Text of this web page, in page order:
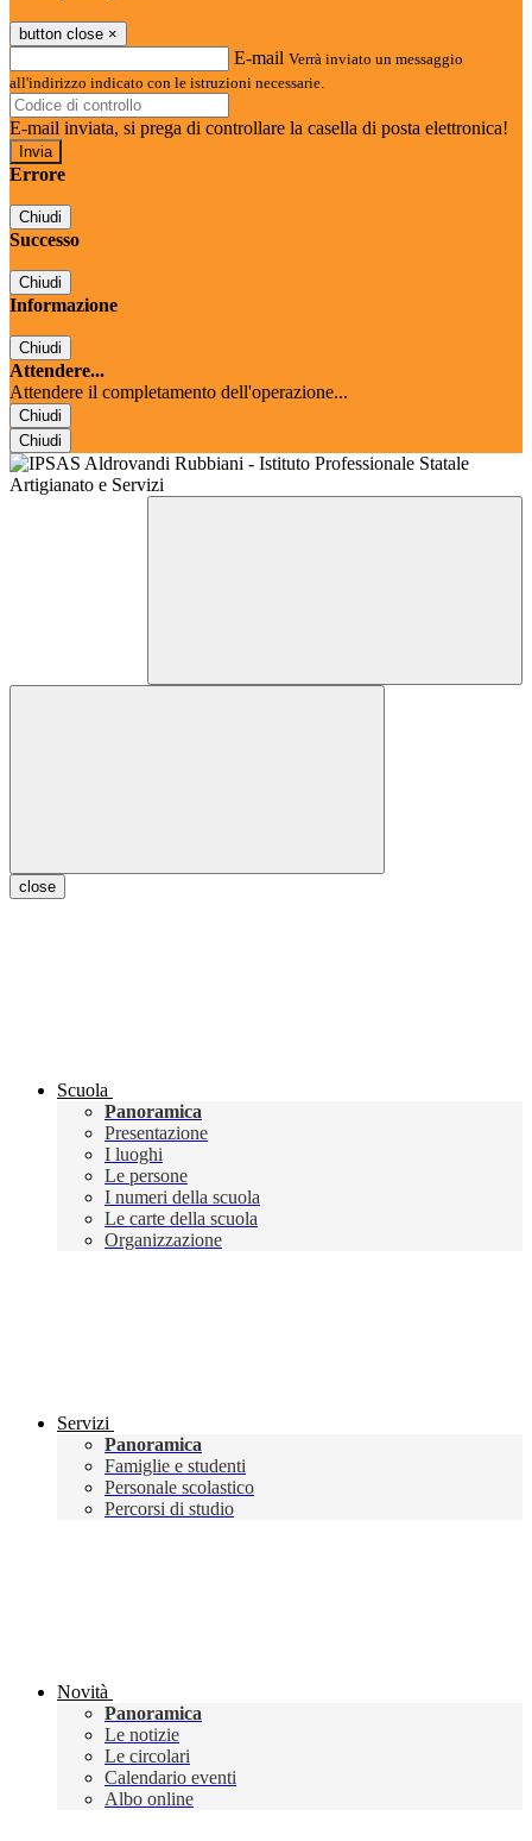
button close ×
E-mail Verrà inviato un messaggio
all'indirizzo indicato con le istruzioni necessarie.
E-mail inviata, si prega di controllare la casella di posta elettronica!
Errore
Chiudi
Successo
Chiudi
Informazione
Chiudi
Attendere...
Attendere il completamento dell'operazione...
Chiudi
Chiudi
close
Scuola
Panoramica
Presentazione
I luoghi
Le persone
I numeri della scuola
Le carte della scuola
Organizzazione
Servizi
Panoramica
Famiglie e studenti
Personale scolastico
Percorsi di studio
Novità
Panoramica
Le notizie
Le circolari
Calendario eventi
Albo online